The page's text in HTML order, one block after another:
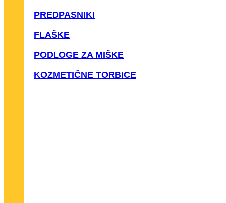
PREDPASNIKI
FLAŠKE
PODLOGE ZA MIŠKE
KOZMETIČNE TORBICE